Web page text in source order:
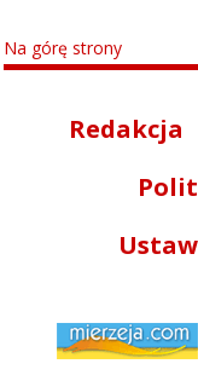
Na górę strony
Redakcja